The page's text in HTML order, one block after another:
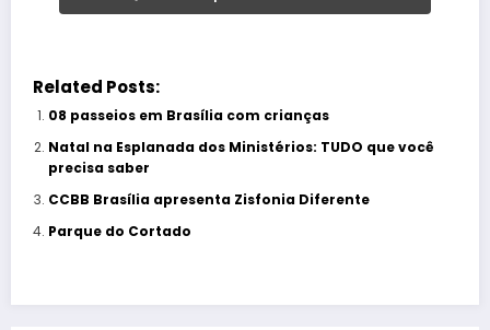
Related Posts:
08 passeios em Brasília com crianças
Natal na Esplanada dos Ministérios: TUDO que você
precisa saber
CCBB Brasília apresenta Zisfonia Diferente
Parque do Cortado